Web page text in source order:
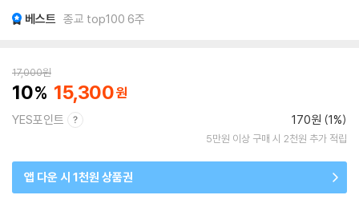
베스트 종교 top100 6주
17,000원
10 15,300
YES포인트 170원 (1%)
5만원 이상 구매 시 2천원 추가 적립
앱 다운 시 1천원 상품권